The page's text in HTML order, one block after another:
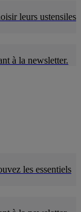
leurs ustensiles
à la newsletter.
les essentiels